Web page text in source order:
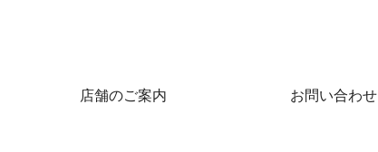
店舗のご案内 お問い合わせ